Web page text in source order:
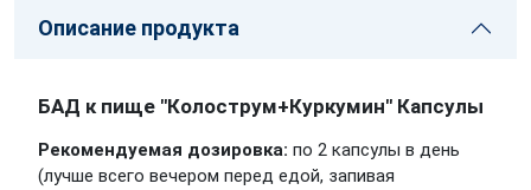
Описание продукта
БАД к пище "Колострум+Куркумин" Капсулы
Рекомендуемая дозировка: по 2 капсулы в день
(лучше всего вечером перед едой, запивая